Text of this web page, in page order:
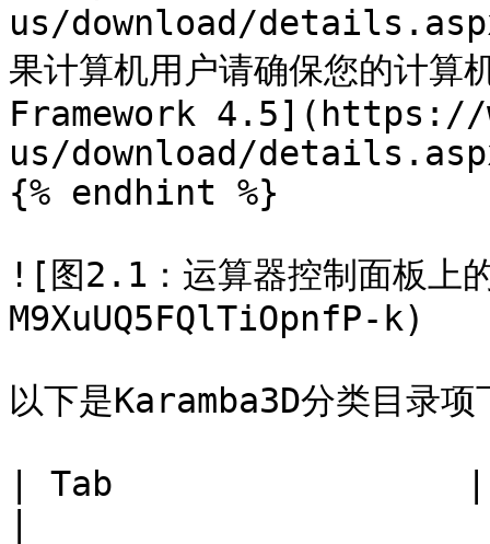
us/download/
果计算机用户请确保您的
Framework 4.5](https://
us/download/
{% endhint %}
![图2.1：运算器控制面板
M9XuUQ5FQlTiOpnfP-k)
以下是Karamba3D分类目录项
| Tab                 |